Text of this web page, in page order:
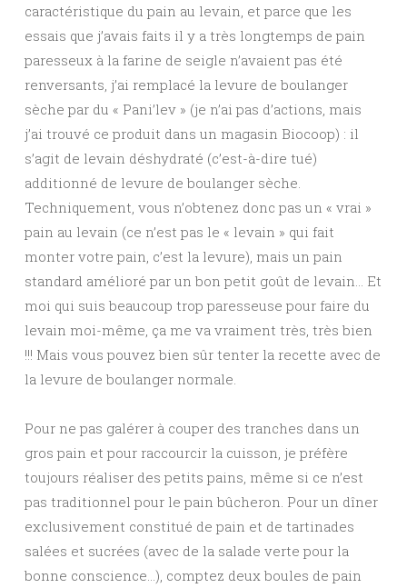
caractéristique du pain au levain, et parce que les
essais que j’avais faits il y a très longtemps de pain
paresseux à la farine de seigle n’avaient pas été
renversants, j’ai remplacé la levure de boulanger
sèche par du « Pani’lev » (je n’ai pas d’actions, mais
j’ai trouvé ce produit dans un magasin Biocoop) : il
s’agit de levain déshydraté (c’est-à-dire tué)
additionné de levure de boulanger sèche.
Techniquement, vous n’obtenez donc pas un « vrai »
pain au levain (ce n’est pas le « levain » qui fait
monter votre pain, c’est la levure), mais un pain
standard amélioré par un bon petit goût de levain… Et
moi qui suis beaucoup trop paresseuse pour faire du
levain moi-même, ça me va vraiment très, très bien
!!! Mais vous pouvez bien sûr tenter la recette avec de
la levure de boulanger normale.
Pour ne pas galérer à couper des tranches dans un
gros pain et pour raccourcir la cuisson, je préfère
toujours réaliser des petits pains, même si ce n’est
pas traditionnel pour le pain bûcheron. Pour un dîner
exclusivement constitué de pain et de tartinades
salées et sucrées (avec de la salade verte pour la
bonne conscience…), comptez deux boules de pain